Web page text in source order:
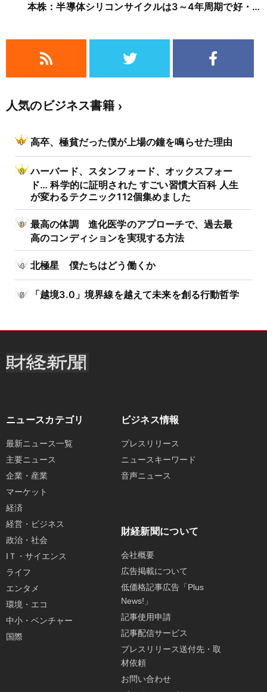
本株：半導体シリコンサイクルは3～4年周期で好・
人気のビジネス書籍
高卒、極貧だった僕が上場の鐘を鳴らせた理由
ハーバード、スタンフォード、オックスフォー
ド… 科学的に証明された すごい習慣大百科 人生
が変わるテクニック112個集めました
最高の体調 進化医学のアプローチで、過去最
高のコンディションを実現する方法
北極星 僕たちはどう働くか
「越境3.0」境界線を越えて未来を創る行動哲学
ニュースカテゴリ
最新ニュース一覧
主要ニュース
企業・産業
マーケット
経済
経営・ビジネス
政治・社会
IＴ・サイエンス
ライフ
エンタメ
環境・エコ
中小・ベンチャー
国際
ビジネス情報
プレスリリース
ニュースキーワード
音声ニュース
財経新聞について
会社概要
広告掲載について
低価格記事広告「Plus
News!」
記事使用申請
記事配信サービス
プレスリリース送付先・取
材依頼
お問い合わせ